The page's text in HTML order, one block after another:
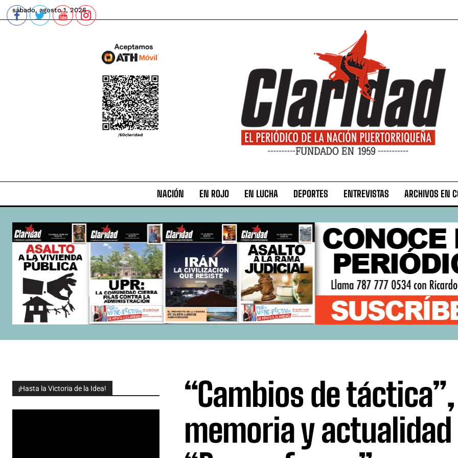
sábado, agosto 1, 2026
NACIÓN EN ROJO EN LUCHA DEPORTES ENTREVISTAS ARCHIVOS EN
¡Hasta la Victoria de la Idea!
“Cambios de táctica”,
memoria y actualidad